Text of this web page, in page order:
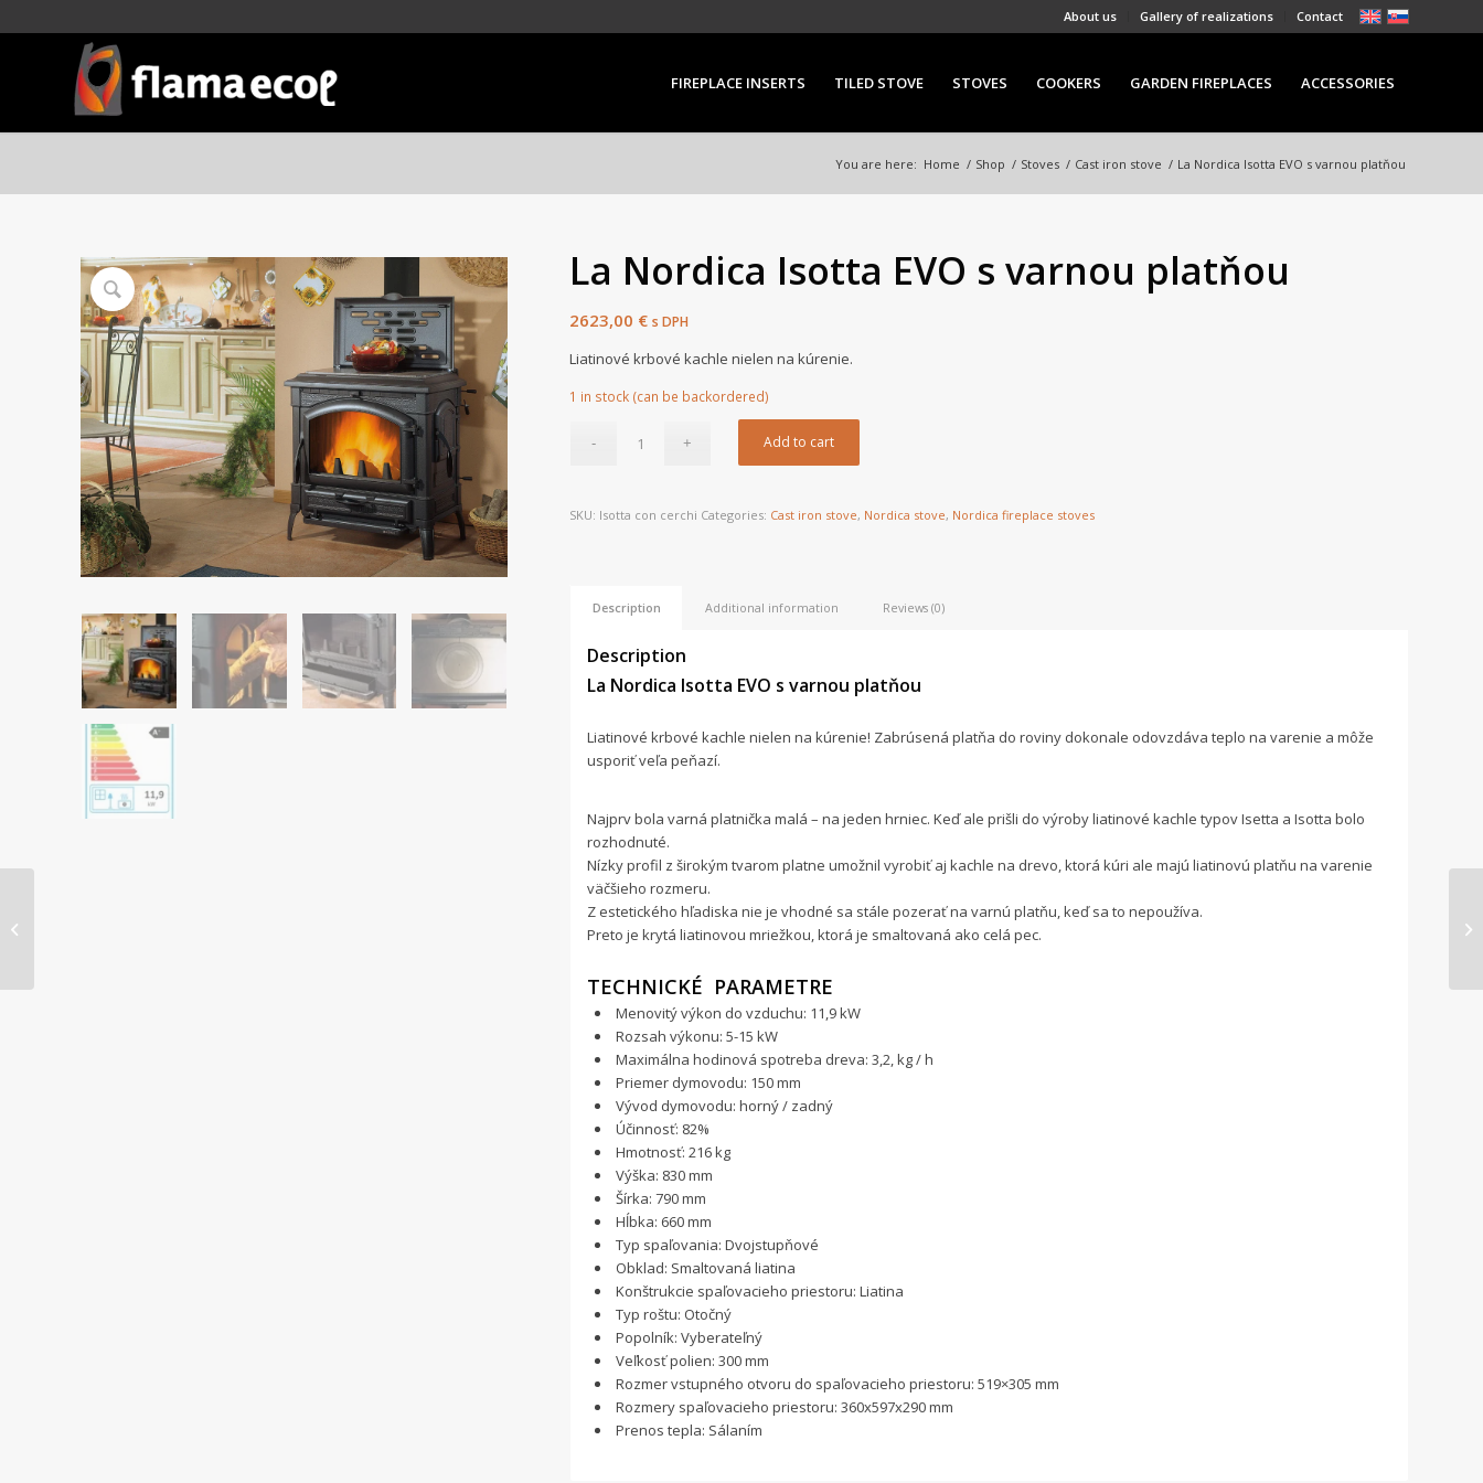
About us Gallery of realizations Contact
FIREPLACE INSERTS TILED STOVE STOVES COOKERS GARDEN FIREPLACES ACCESSORIES
You are here: Home / Shop / Stoves / Cast iron stove / La Nordica Isotta EVO s varnou platňou
La Nordica Isotta EVO s varnou platňou
2623,00 € s DPH
Liatinové krbové kachle nielen na kúrenie.
1 in stock (can be backordered)
Add to cart
SKU: Isotta con cerchi Categories: Cast iron stove, Nordica stove, Nordica fireplace stoves
Description Additional information Reviews (0)
Description
La Nordica Isotta EVO s varnou platňou
Liatinové krbové kachle nielen na kúrenie! Zabrúsená platňa do roviny dokonale odovzdáva teplo na varenie a môže
usporiť veľa peňazí.
Najprv bola varná platnička malá – na jeden hrniec. Keď ale prišli do výroby liatinové kachle typov Isetta a Isotta bolo
rozhodnuté.
Nízky profil z širokým tvarom platne umožnil vyrobiť aj kachle na drevo, ktorá kúri ale majú liatinovú platňu na varenie
väčšieho rozmeru.
Z estetického hľadiska nie je vhodné sa stále pozerať na varnú platňu, keď sa to nepoužíva.
Preto je krytá liatinovou mriežkou, ktorá je smaltovaná ako celá pec.
TECHNICKÉ PARAMETRE
Menovitý výkon do vzduchu: 11,9 kW
Rozsah výkonu: 5-15 kW
Maximálna hodinová spotreba dreva: 3,2, kg / h
Priemer dymovodu: 150 mm
Vývod dymovodu: horný / zadný
Účinnosť: 82%
Hmotnosť: 216 kg
Výška: 830 mm
Šírka: 790 mm
Hĺbka: 660 mm
Typ spaľovania: Dvojstupňové
Obklad: Smaltovaná liatina
Konštrukcie spaľovacieho priestoru: Liatina
Typ roštu: Otočný
Popolník: Vyberateľný
Veľkosť polien: 300 mm
Rozmer vstupného otvoru do spaľovacieho priestoru: 519×305 mm
Rozmery spaľovacieho priestoru: 360x597x290 mm
Prenos tepla: Sálaním